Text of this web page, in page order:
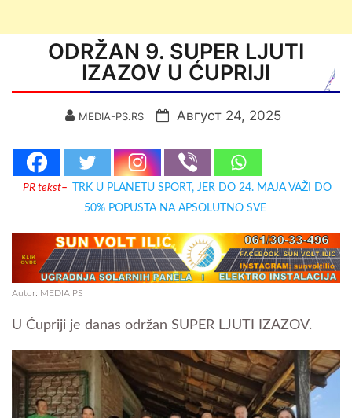
ODRŽAN 9. SUPER LJUTI
IZAZOV U ĆUPRIJI
MEDIA-PS.RS Август 24, 2025
PR tekst–
TRK U PLANETU SPORT, JER DO 24. MAJA VAŽI DO
50% POPUSTA NA APSOLUTNO SVE
Autor: MEDIA PS
U Ćupriji je danas održan SUPER LJUTI IZAZOV.